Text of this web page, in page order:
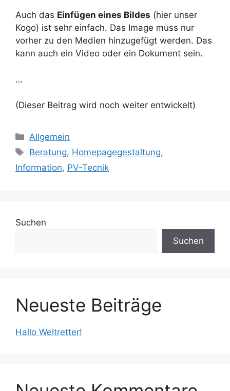
Auch das Einfügen eines Bildes (hier unser
Kogo) ist sehr einfach. Das Image muss nur
vorher zu den Medien hinzugefügt werden. Das
kann auch ein Video oder ein Dokument sein.
…
(Dieser Beitrag wird noch weiter entwickelt)
Kategorien
Allgemein
Schlagwörter
Beratung, Homepagegestaltung,
Information, PV-Tecnik
Suchen
Suchen
Neueste Beiträge
Hallo Weltretter!